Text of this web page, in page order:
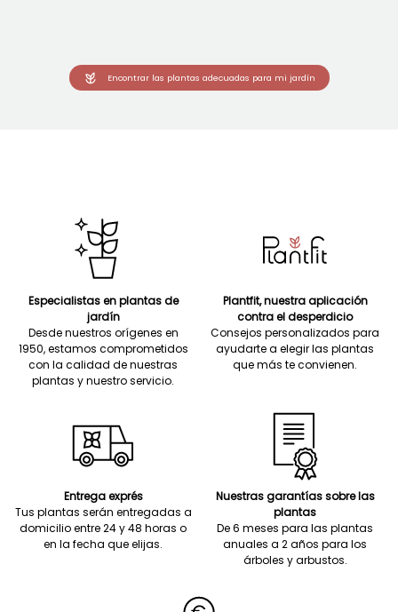
Encontrar las plantas adecuadas para mi jardín
Especialistas en plantas de
jardín
Desde nuestros orígenes en
1950, estamos comprometidos
con la calidad de nuestras
plantas y nuestro servicio.
Plantfit, nuestra aplicación
contra el desperdicio
Consejos personalizados para
ayudarte a elegir las plantas
que más te convienen.
Entrega exprés
Tus plantas serán entregadas a
domicilio entre 24 y 48 horas o
en la fecha que elijas.
Nuestras garantías sobre las
plantas
De 6 meses para las plantas
anuales a 2 años para los
árboles y arbustos.